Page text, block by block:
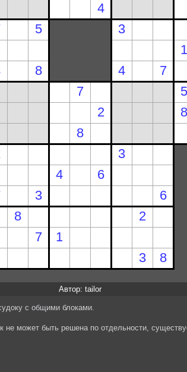
Автор: tailor
с общими блоками.
не может быть решена по отдельности,